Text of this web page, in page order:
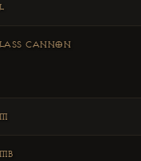
CANNON